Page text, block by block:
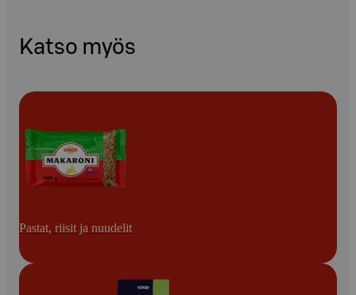
Katso myös
Pastat, riisit ja nuudelit